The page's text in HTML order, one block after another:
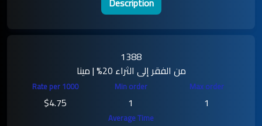
1388
من الفقر إلى الثراء 20% | مينا
$4.75
1 1